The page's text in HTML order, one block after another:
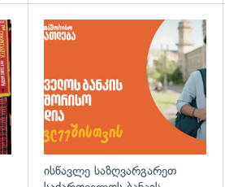
გადახედვა
ისწავლე საზღვარგარეთ